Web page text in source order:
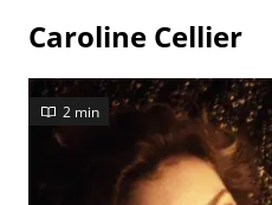
Caroline Cellier
2 min